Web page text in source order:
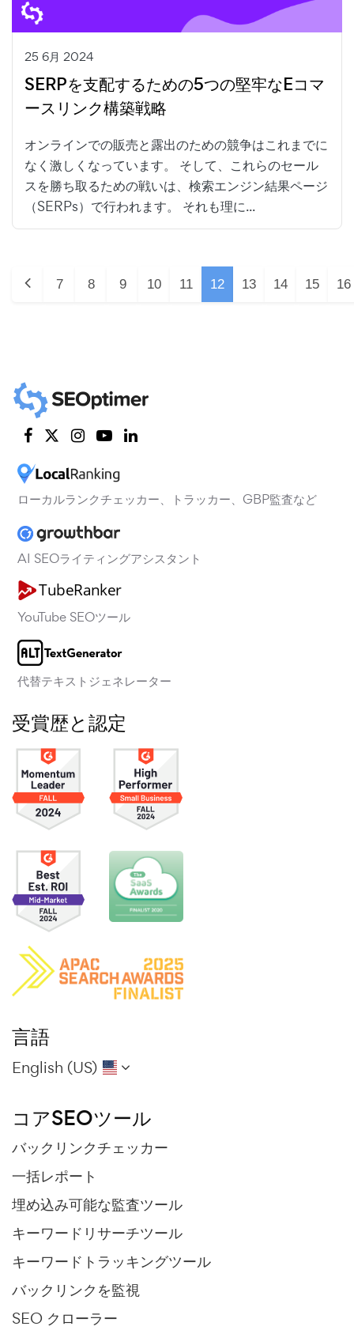
25 6月 2024
SERPを支配するための5つの堅牢なEコマ
ースリンク構築戦略
オンラインでの販売と露出のための競争はこれまでに
なく激しくなっています。 そして、これらのセール
スを勝ち取るための戦いは、検索エンジン結果ページ
（SERPs）で行われます。 それも理に...
7 8 9 10 11 12 13 14 15 16
ローカルランクチェッカー、トラッカー、GBP監査など
AI SEOライティングアシスタント
YouTube SEOツール
代替テキストジェネレーター
受賞歴と認定
言語
English (US)
コアSEOツール
バックリンクチェッカー
一括レポート
埋め込み可能な監査ツール
キーワードリサーチツール
キーワードトラッキングツール
バックリンクを監視
SEO クローラー